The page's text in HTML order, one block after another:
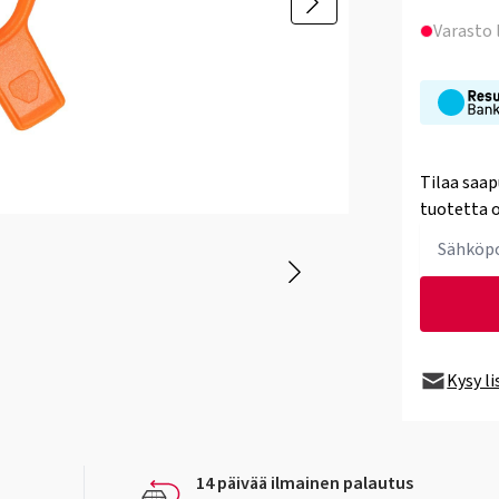
Varasto
Tilaa
tuotetta
Kysy
14 päivää ilmainen palautus